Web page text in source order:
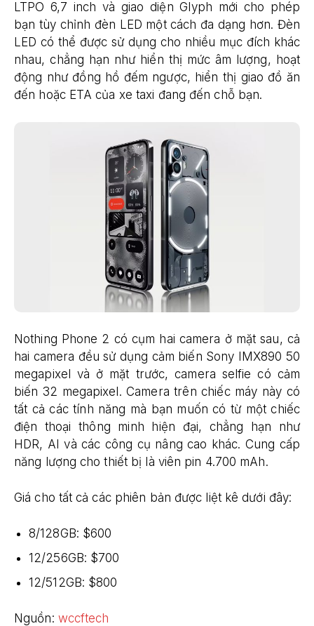
LTPO 6,7 inch và giao diện Glyph mới cho phép
bạn tùy chỉnh đèn LED một cách đa dạng hơn. Đèn
LED có thể được sử dụng cho nhiều mục đích khác
nhau, chẳng hạn như hiển thị mức âm lượng, hoạt
động như đồng hồ đếm ngược, hiển thị giao đồ ăn
đến hoặc ETA của xe taxi đang đến chỗ bạn.
Nothing Phone 2 có cụm hai camera ở mặt sau, cả
hai camera đều sử dụng cảm biến Sony IMX890 50
megapixel và ở mặt trước, camera selfie có cảm
biến 32 megapixel. Camera trên chiếc máy này có
tất cả các tính năng mà bạn muốn có từ một chiếc
điện thoại thông minh hiện đại, chẳng hạn như
HDR, AI và các công cụ nâng cao khác. Cung cấp
năng lượng cho thiết bị là viên pin 4.700 mAh.
Giá cho tất cả các phiên bản được liệt kê dưới đây:
8/128GB: $600
12/256GB: $700
12/512GB: $800
Nguồn: wccftech